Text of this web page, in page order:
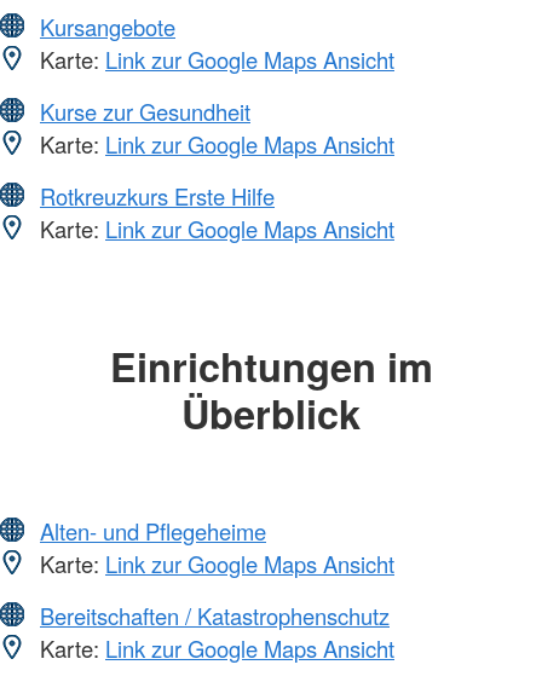
Kursangebote
Karte: Link zur Google Maps Ansicht
Kurse zur Gesundheit
Karte: Link zur Google Maps Ansicht
Rotkreuzkurs Erste Hilfe
Karte: Link zur Google Maps Ansicht
Einrichtungen im
Überblick
Alten- und Pflegeheime
Karte: Link zur Google Maps Ansicht
Bereitschaften / Katastrophenschutz
Karte: Link zur Google Maps Ansicht